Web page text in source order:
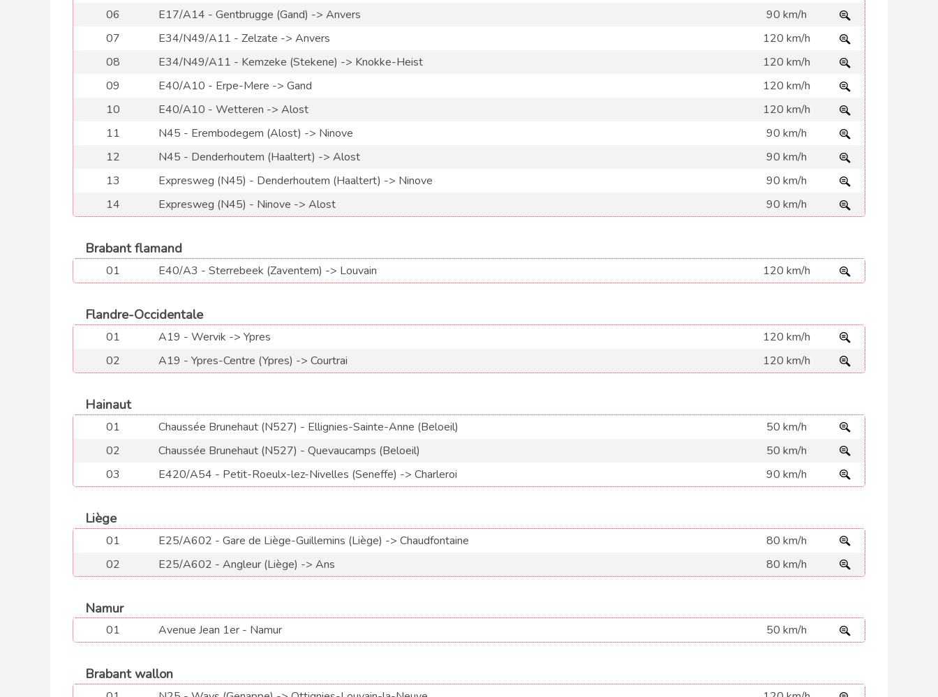
06
E17/A14 - Gentbrugge (Gand) -> Anvers
90 km/h
07
E34/N49/A11 - Zelzate -> Anvers
120 km/h
08
E34/N49/A11 - Kemzeke (Stekene) -> Knokke-Heist
120 km/h
09
E40/A10 - Erpe-Mere -> Gand
120 km/h
10
E40/A10 - Wetteren -> Alost
120 km/h
11
N45 - Erembodegem (Alost) -> Ninove
90 km/h
12
N45 - Denderhoutem (Haaltert) -> Alost
90 km/h
13
Expresweg (N45) - Denderhoutem (Haaltert) -> Ninove
90 km/h
14
Expresweg (N45) - Ninove -> Alost 90 km/h
Brabant flamand
01 E40/A3 - Sterrebeek (Zaventem) -> Louvain 120 km/h
Flandre-Occidentale
01 A19 - Wervik -> Ypres
120 km/h
02
A19 - Ypres-Centre (Ypres) -> Courtrai 120 km/h
Hainaut
01 Chaussée Brunehaut (N527) - Ellignies-Sainte-Anne (Beloeil)
50 km/h
02
Chaussée Brunehaut (N527) - Quevaucamps (Beloeil)
50 km/h
03
E420/A54 - Petit-Roeulx-lez-Nivelles (Seneffe) -> Charleroi 90 km/h
Liège
01 E25/A602 - Gare de Liège-Guillemins (Liège) -> Chaudfontaine
80 km/h
02
E25/A602 - Angleur (Liège) -> Ans 80 km/h
Namur
01 Avenue Jean 1er - Namur 50 km/h
Brabant wallon